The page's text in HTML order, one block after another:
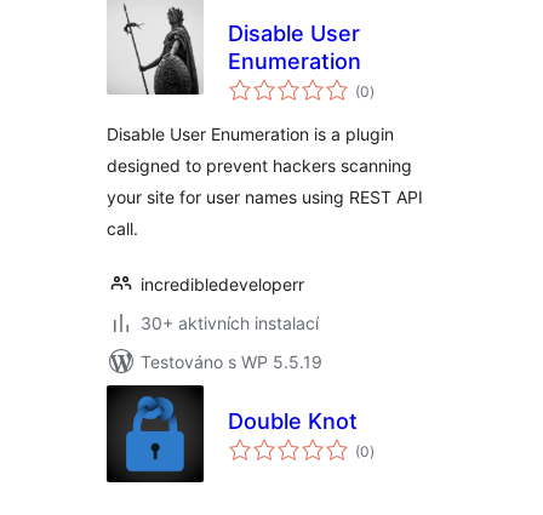
Disable User
Enumeration
(0celkové
hodnocení
)
Disable User Enumeration is a plugin
designed to prevent hackers scanning
your site for user names using REST API
call.
incredibledeveloperr
30+ aktivních instalací
Testováno s WP 5.5.19
Double Knot
(0celkové
hodnocení
)